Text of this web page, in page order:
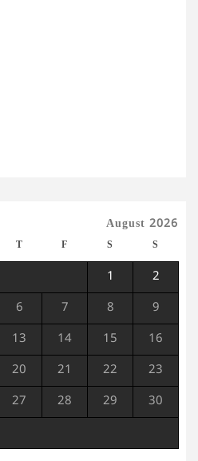
August 2026
T F S S
1 2
6 7 8 9
13 14 15 16
20 21 22 23
27 28 29 30